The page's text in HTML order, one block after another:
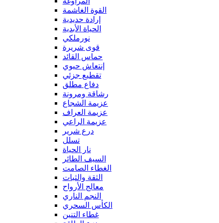
القوة الغاشمة
إرادة حديدية
الحياة الأبدية
نورملكي
قوى شريرة
حماس القائد
إنتعاش حيوي
تقطيع جزئي
دفاع مطلق
رشاقة ومرونة
عزيمة الشجاع
عزيمة العراف
عزيمة الراعي
درع شرير
تسلل
نار الحياة
السيف الطائر
الغطاء الصامت
الثقة والثبات
معالج الأرواح
النجم الناري
الكأس السحري
غطاء التنين